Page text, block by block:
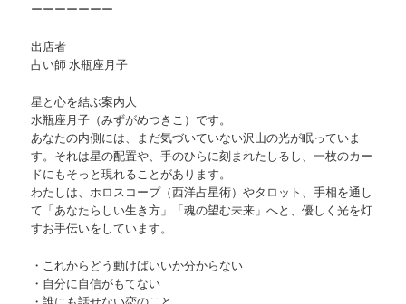
ーーーーーーー
出店者
占い師 水瓶座月子
星と心を結ぶ案内人
水瓶座月子（みずがめつきこ）です。
あなたの内側には、まだ気づいていない沢山の光が眠っていま
す。それは星の配置や、手のひらに刻まれたしるし、一枚のカー
ドにもそっと現れることがあります。
わたしは、ホロスコープ（西洋占星術）やタロット、手相を通し
て「あなたらしい生き方」「魂の望む未来」へと、優しく光を灯
すお手伝いをしています。
・これからどう動けばいいか分からない
・自分に自信がもてない